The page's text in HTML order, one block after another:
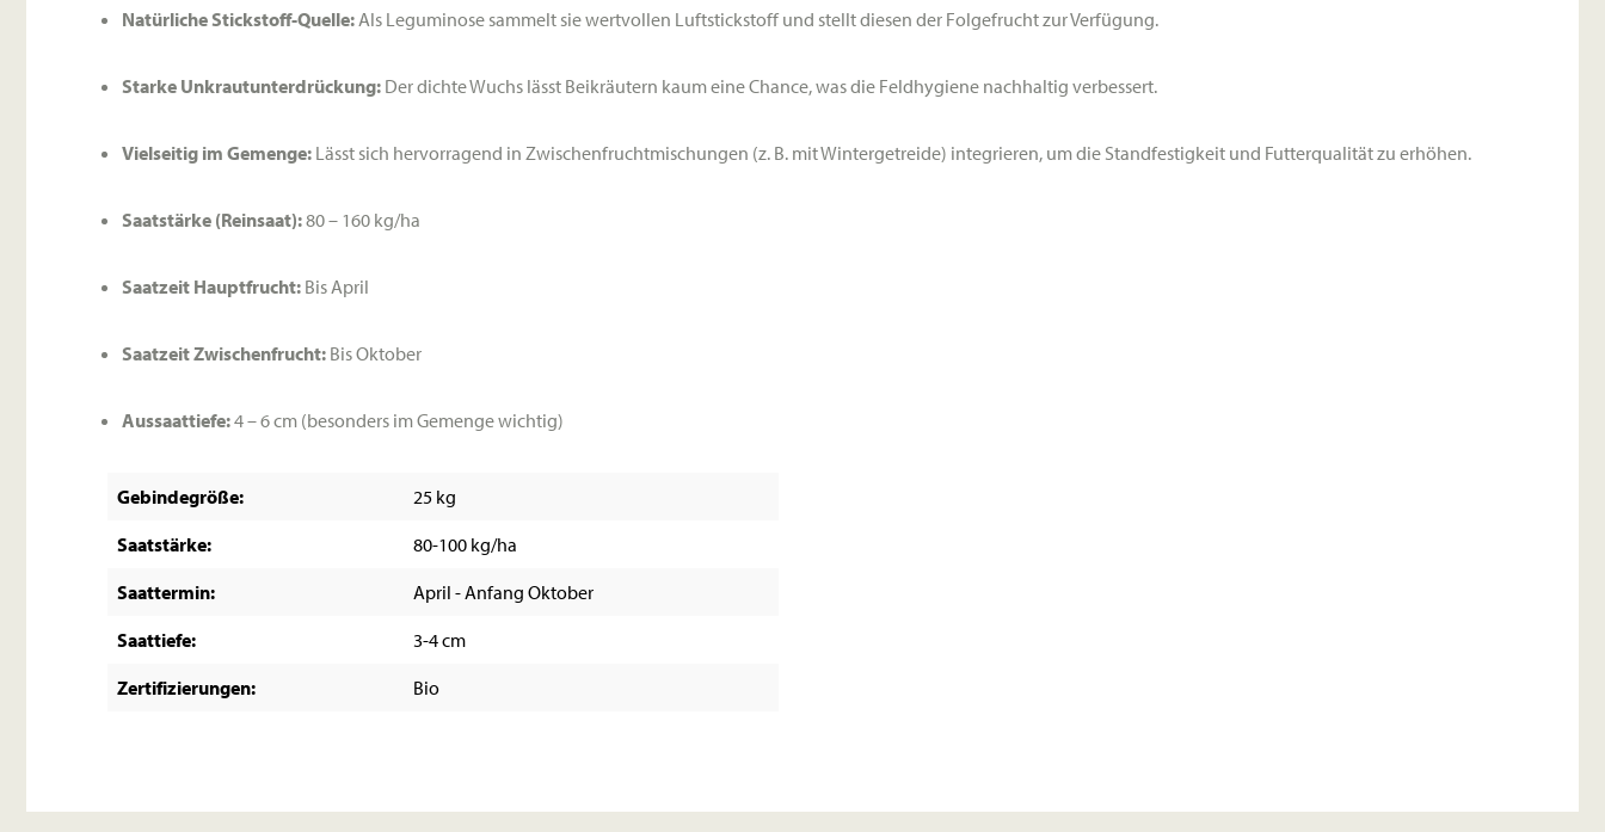
Natürliche Stickstoff-Quelle:Als Leguminose sammelt sie wertvollen Luftstickstoff und stellt diesen der Folgefrucht zur Verfügung.
Starke Unkrautunterdrückung: Der dichte Wuchs lässt Beikräutern kaum eine Chance, was die Feldhygiene nachhaltig verbessert.
Vielseitig im Gemenge: Lässt sich hervorragend in Zwischenfruchtmischungen (z. B. mit Wintergetreide) integrieren, um die Standfestigkeit und Futterqualität zu erhöhen.
Saatstärke (Reinsaat):80 – 160 kg/ha
Saatzeit Hauptfrucht: Bis April
Saatzeit Zwischenfrucht: Bis Oktober
Aussaattiefe:4 – 6 cm (besonders im Gemenge wichtig)
Gebindegröße:
25 kg
Saatstärke:
80-100 kg/ha
Saattermin:
April - Anfang Oktober
Saattiefe:
3-4 cm
Zertifizierungen:
Bio